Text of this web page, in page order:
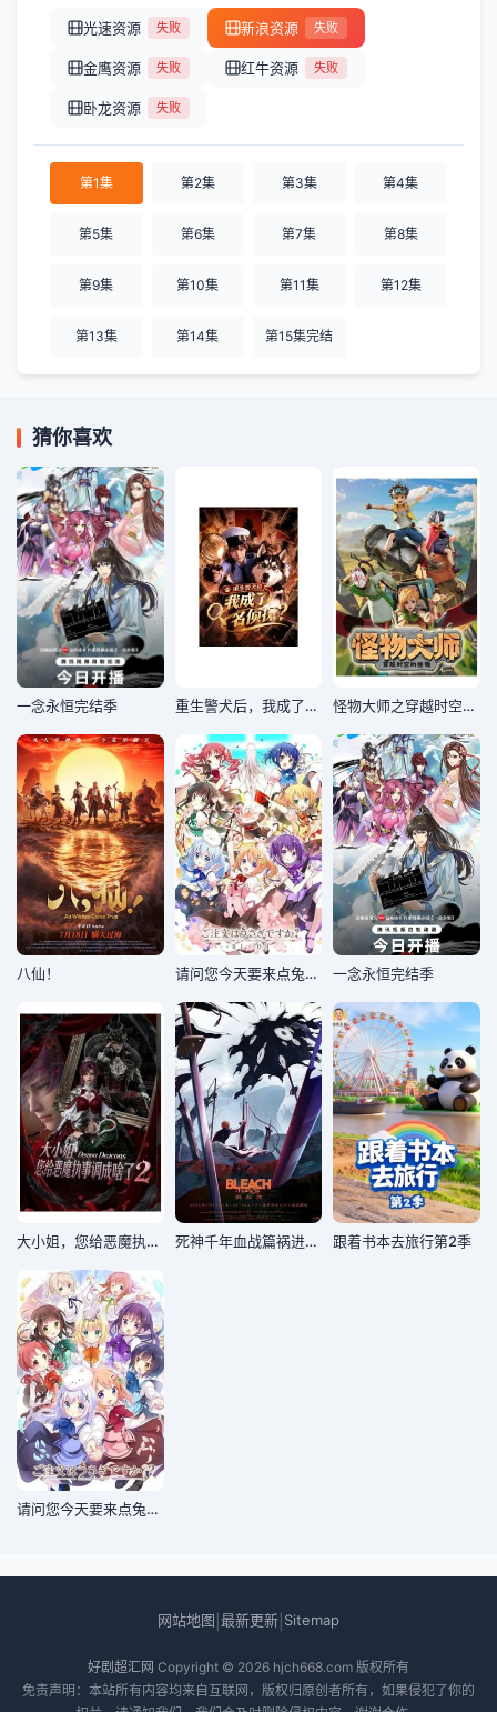
光速资源 失败 新浪资源 失败
金鹰资源 失败 红牛资源 失败
卧龙资源 失败
第1集 第2集 第3集 第4集
第5集 第6集 第7集 第8集
第9集 第10集 第11集 第12集
第13集 第14集 第15集完结
猜你喜欢
一念永恒完结季 重生警犬后，我成了名侦探？ ​怪物大师之穿越时空的怪物​
八仙！ 请问您今天要来点兔子吗BLOOM ​一念永恒完结季
大小姐，您给恶魔执事调成啥了2 死神千年血战篇祸进谭(2026) 跟着书本去旅行第2季
请问您今天要来点兔子吗，第二季
网站地图 最新更新 Sitemap
好剧超汇网 Copyright © 2026 hjch668.com 版权所有
免责声明：本站所有内容均来自互联网，版权归原创者所有，如果侵犯了你的